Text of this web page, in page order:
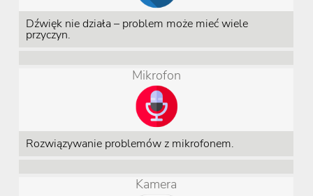
Dźwięk nie działa – problem może mieć wiele
przyczyn.
Mikrofon
Rozwiązywanie problemów z mikrofonem.
Kamera